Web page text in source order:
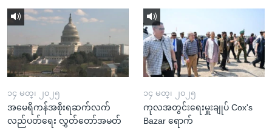
၁၄ မတ္၊ ၂၀၂၅
အမေရိကန်အစိုးရဆက်လက်
လည်ပတ်ရေး လွှတ်တော်အမတ်
၁၄ မတ္၊ ၂၀၂၅
ကုလအတွင်းရေးမှူးချုပ် Cox's
Bazar ရောက်